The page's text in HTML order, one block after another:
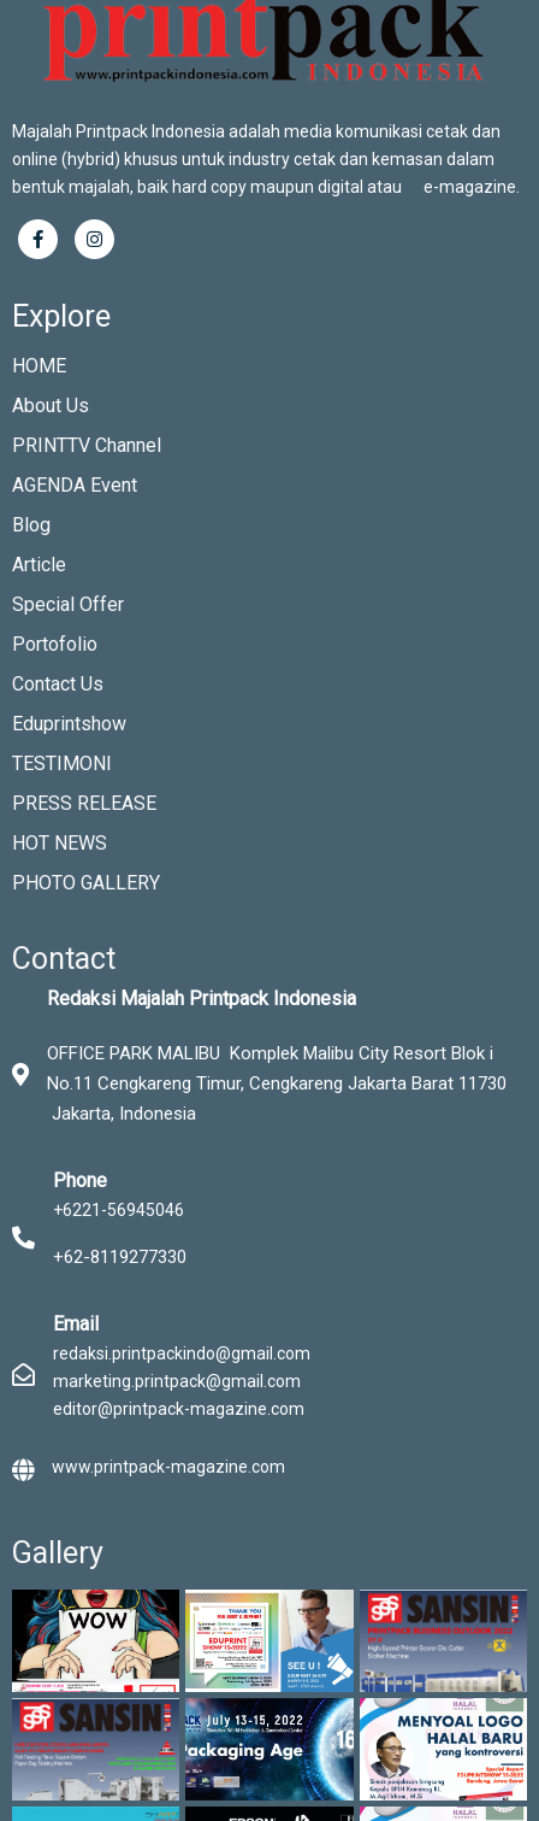
Majalah Printpack Indonesia adalah media komunikasi cetak dan
online (hybrid) khusus untuk industry cetak dan kemasan dalam
bentuk majalah, baik hard copy maupun digital atau e-magazine.
Explore
HOME
About Us
PRINTTV Channel
AGENDA Event
Blog
Article
Special Offer
Portofolio
Contact Us
Eduprintshow
TESTIMONI
PRESS RELEASE
HOT NEWS
PHOTO GALLERY
Contact
Redaksi Majalah Printpack Indonesia
OFFICE PARK MALIBU Komplek Malibu City Resort Blok i
No.11 Cengkareng Timur, Cengkareng Jakarta Barat 11730
Jakarta, Indonesia
Phone
+6221-56945046
+62-8119277330
Email
redaksi.printpackindo@gmail.com
marketing.printpack@gmail.com
editor@printpack-magazine.com
www.printpack-magazine.com
Gallery